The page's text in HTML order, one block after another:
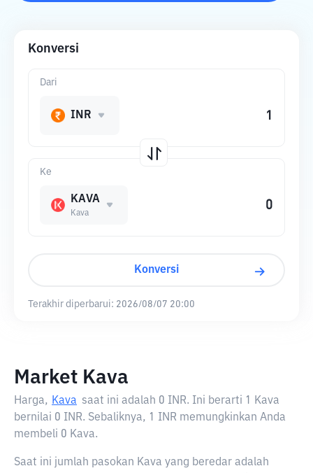
Konversi
Ke
KAVA
Kava
Dari
INR
Konversi
Terakhir diperbarui: 2026/08/07 20:00
Market Kava
Harga, Kava saat ini adalah 0 INR. Ini berarti 1 Kava
bernilai 0 INR. Sebaliknya, 1 INR memungkinkan Anda
membeli 0 Kava.
Saat ini jumlah pasokan Kava yang beredar adalah